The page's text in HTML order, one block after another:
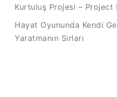
Kurtuluş Projesi – Project
Hayat Oyununda Kendi
Yaratmanın Sırları